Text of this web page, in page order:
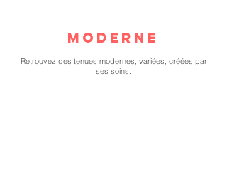
Moderne
Retrouvez des tenues modernes, variées, créées par
ses soins.